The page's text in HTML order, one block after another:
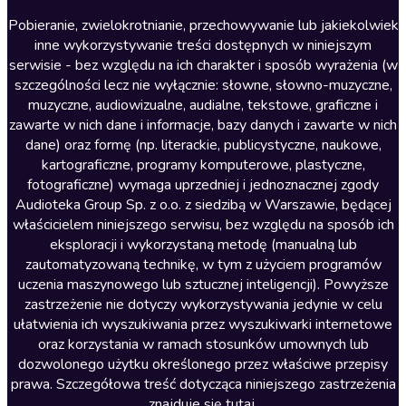
Literatura anglojęzyczna
Literatura faktu
Literatura obyczajowa
Literatura piękna obca
Literatura piękna polska
Nagrania relaksacyjne
Nauka języków
Nauki humanistyczne
Podcasty i audycje
Polityka
Prasa
Religia
Romans
Pobieranie, zwielokrotnianie, przechowywanie lub jakiekolwiek
inne wykorzystywanie treści dostępnych w niniejszym
serwisie - bez względu na ich charakter i sposób wyrażenia (w
szczególności lecz nie wyłącznie: słowne, słowno-muzyczne,
muzyczne, audiowizualne, audialne, tekstowe, graficzne i
zawarte w nich dane i informacje, bazy danych i zawarte w nich
dane) oraz formę (np. literackie, publicystyczne, naukowe,
kartograficzne, programy komputerowe, plastyczne,
fotograficzne) wymaga uprzedniej i jednoznacznej zgody
Audioteka Group Sp. z o.o. z siedzibą w Warszawie, będącej
właścicielem niniejszego serwisu, bez względu na sposób ich
eksploracji i wykorzystaną metodę (manualną lub
zautomatyzowaną technikę, w tym z użyciem programów
uczenia maszynowego lub sztucznej inteligencji). Powyższe
zastrzeżenie nie dotyczy wykorzystywania jedynie w celu
ułatwienia ich wyszukiwania przez wyszukiwarki internetowe
oraz korzystania w ramach stosunków umownych lub
dozwolonego użytku określonego przez właściwe przepisy
prawa. Szczegółowa treść dotycząca niniejszego zastrzeżenia